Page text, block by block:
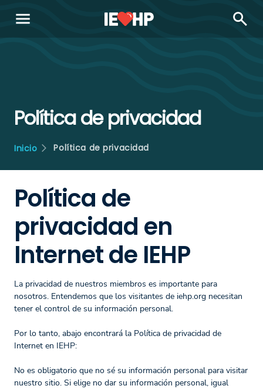
menu search
Política de privacidad
Inicio Política de privacidad
Política de
privacidad en
Internet de IEHP
La privacidad de nuestros miembros es importante para
nosotros. Entendemos que los visitantes de iehp.org necesitan
tener el control de su información personal.
Por lo tanto, abajo encontrará la Política de privacidad de
Internet en IEHP:
No es obligatorio que no sé su información personal para visitar
nuestro sitio. Si elige no dar su información personal, igual